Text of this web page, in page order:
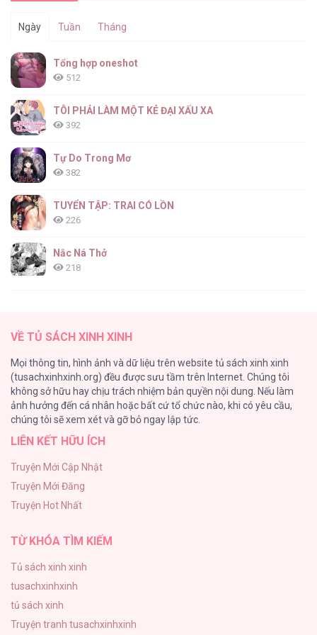
Ngày Tuần Tháng
Tổng hợp oneshot
512
TÔI PHẢI LÀM MỘT KẺ ĐẠI XẤU XA
392
Tự Do Trong Mơ
382
TUYỂN TẬP: TRAI CÓ LỒN
226
Nắc Ná Thở
218
191
Làm vị cứu tinh thật dễ dàng
186
Thiên Đường Táo Xanh
(END) Merry Marbling
150
VỀ TỦ SÁCH XINH XINH
Mọi thông tin, hình ảnh và dữ liệu trên website tủ sách xinh xinh
(tusachxinhxinh.org) đều được sưu tầm trên Internet. Chúng tôi
không sở hữu hay chịu trách nhiệm bản quyền nội dung. Nếu làm
ảnh hưởng đến cá nhân hoặc bất cứ tổ chức nào, khi có yêu cầu,
chúng tôi sẽ xem xét và gỡ bỏ ngay lập tức.
LIÊN KẾT HỮU ÍCH
Truyện Mới Cập Nhật
Truyện Mới Đăng
Truyện Hot Nhất
TỪ KHÓA TÌM KIẾM
Tủ sách xinh xinh
tusachxinhxinh
tủ sách xinh
Truyện tranh tusachxinhxinh